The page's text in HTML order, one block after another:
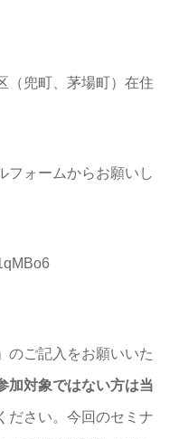
（兜町、茅場町）在住
フォームからお願いし
のご記入をお願いいた
加対象ではない方は当
ださい。今回のセミナ